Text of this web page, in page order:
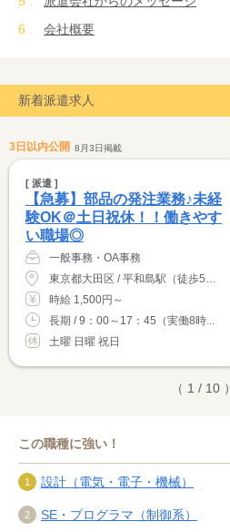
会社概要
新着派遣求人
3日以内公開 8月3日掲載
[ 派遣 ]
【急募】部品の発注業務♪未経
験OK＠土日祝休！！働きやす
い職場◎
一般事務・OA事務
東京都大田区 / 平和島駅（徒歩5分）
時給 1,500円～
長期 / 9：00～17：45（実働8時...
土曜 日曜 祝日
（ 1 / 10 ）
この職種に強い！
設計（電気・電子・機械）
SE・プログラマ（制御系）